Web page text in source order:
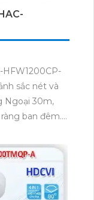
HFW1200CP-
sắc nét và
Ngoại 30m,
ban đêm.
quả với giá
MP mang
đầu ghi tích
Hồng Ngoại